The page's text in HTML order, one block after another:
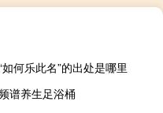
如何乐此名”的出处是哪里
谱养生足浴桶